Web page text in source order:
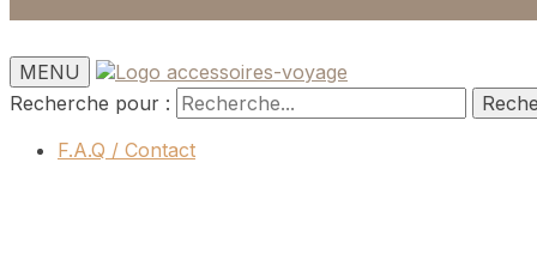
MENU
Recherche pour :
F.A.Q / Contact